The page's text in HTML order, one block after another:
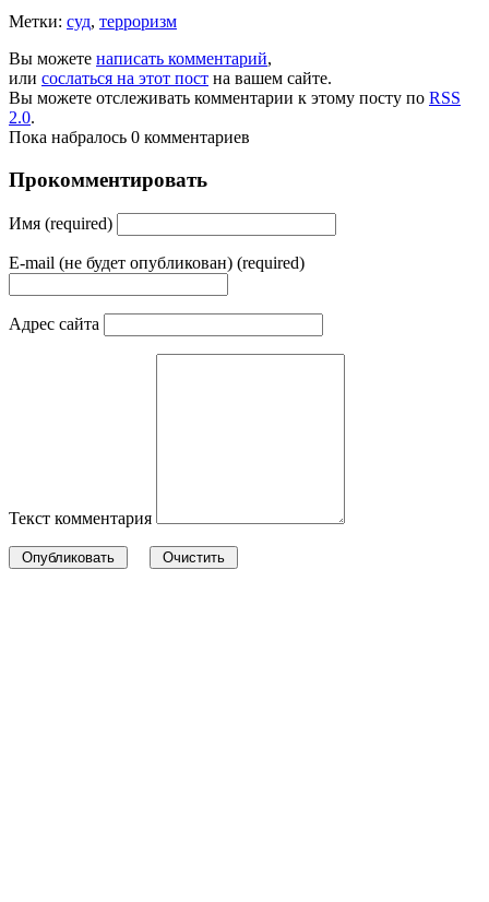
Метки: суд, терроризм
Вы можете написать комментарий,
или сослаться на этот пост на вашем сайте.
Вы можете отслеживать комментарии к этому посту по RSS
2.0.
Пока набралось 0 комментариев
Прокомментировать
Имя (required)
E-mail (не будет опубликован) (required)
Адрес сайта
Текст комментария